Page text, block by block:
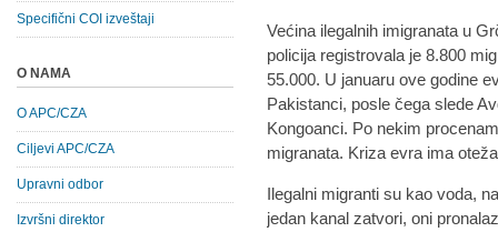
Većina ilegalnih imigranata u
policija registrovala je 8.800
55.000. U januaru ove godine
Pakistanci, posle čega slede
Kongoanci. Po nekim
migranata. Kriza evra ima
Ilegalni migranti su kao voda,
jedan kanal zatvori, oni
Specifični COI izveštaji
O NAMA
O APC/CZA
Ciljevi APC/CZA
Upravni odbor
Izvršni direktor